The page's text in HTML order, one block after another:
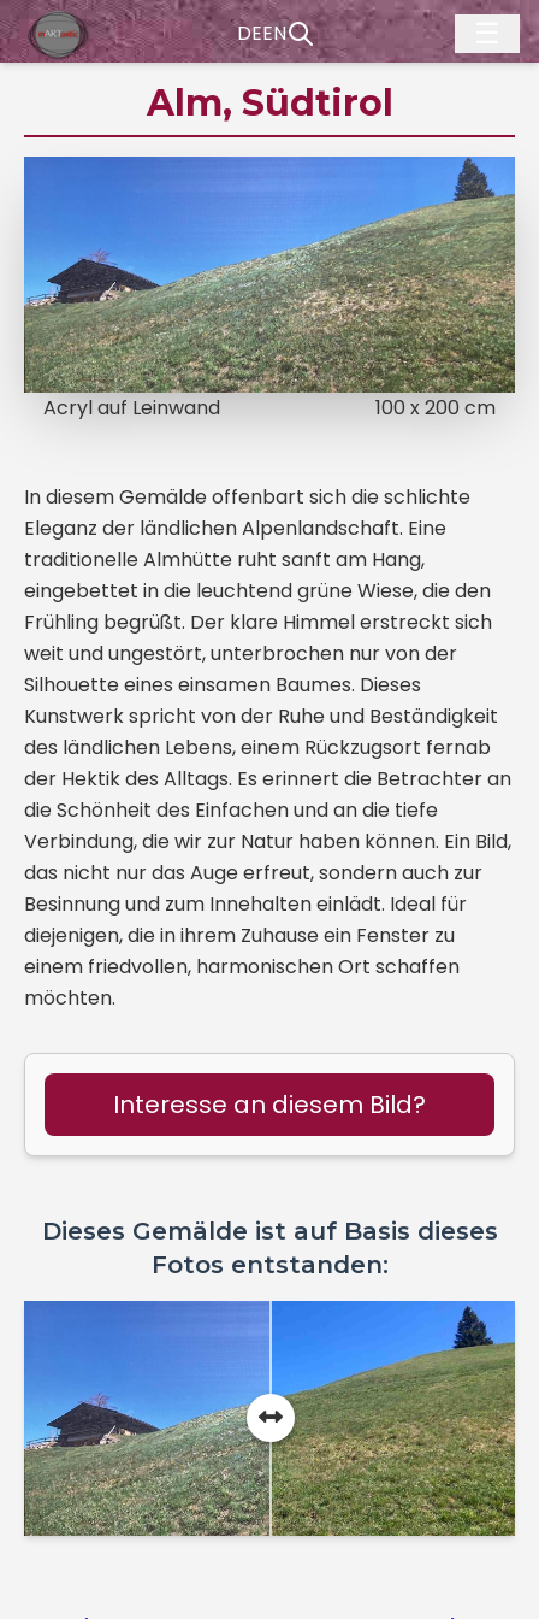
DEEN
Alm, Südtirol
Acryl auf Leinwand 100 x 200 cm
In diesem Gemälde offenbart sich die schlichte
Eleganz der ländlichen Alpenlandschaft. Eine
traditionelle Almhütte ruht sanft am Hang,
eingebettet in die leuchtend grüne Wiese, die den
Frühling begrüßt. Der klare Himmel erstreckt sich
weit und ungestört, unterbrochen nur von der
Silhouette eines einsamen Baumes. Dieses
Kunstwerk spricht von der Ruhe und Beständigkeit
des ländlichen Lebens, einem Rückzugsort fernab
der Hektik des Alltags. Es erinnert die Betrachter an
die Schönheit des Einfachen und an die tiefe
Verbindung, die wir zur Natur haben können. Ein Bild,
das nicht nur das Auge erfreut, sondern auch zur
Besinnung und zum Innehalten einlädt. Ideal für
diejenigen, die in ihrem Zuhause ein Fenster zu
einem friedvollen, harmonischen Ort schaffen
möchten.
Interesse an diesem Bild?
Dieses Gemälde ist auf Basis dieses
Fotos entstanden: